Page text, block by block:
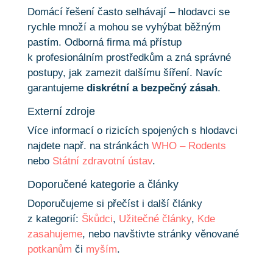
Domácí řešení často selhávají – hlodavci se
rychle množí a mohou se vyhýbat běžným
pastím. Odborná firma má přístup
k profesionálním prostředkům a zná správné
postupy, jak zamezit dalšímu šíření. Navíc
garantujeme diskrétní a bezpečný zásah.
Externí zdroje
Více informací o rizicích spojených s hlodavci
najdete např. na stránkách WHO – Rodents
nebo Státní zdravotní ústav.
Doporučené kategorie a články
Doporučujeme si přečíst i další články
z kategorií: Škůdci, Užitečné články, Kde
zasahujeme, nebo navštivte stránky věnované
potkanům či myším.